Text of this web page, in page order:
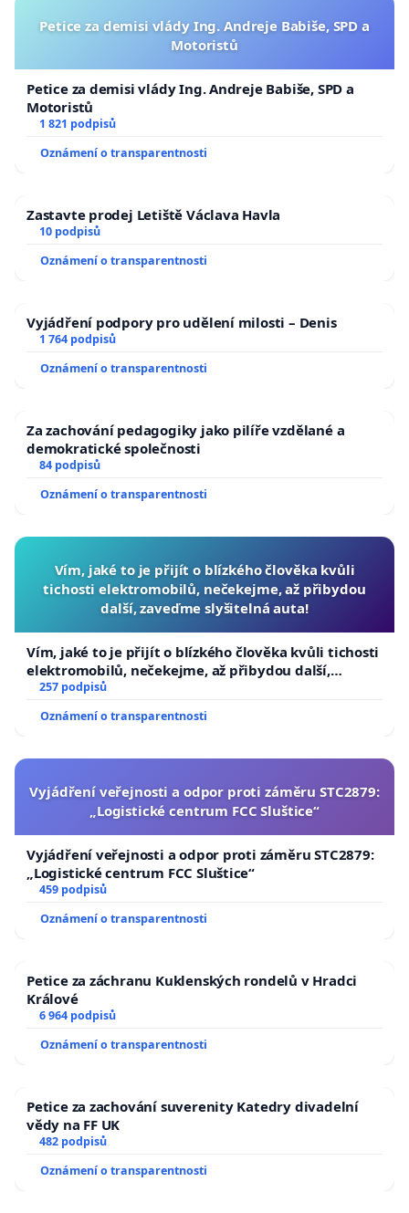
Petice za demisi vlády Ing. Andreje Babiše, SPD a
Motoristů
Petice za demisi vlády Ing. Andreje Babiše, SPD a
Motoristů
1 821 podpisů
Oznámení o transparentnosti
Zastavte prodej Letiště Václava Havla
10 podpisů
Oznámení o transparentnosti
Vyjádření podpory pro udělení milosti – Denis
1 764 podpisů
Oznámení o transparentnosti
Za zachování pedagogiky jako pilíře vzdělané a
demokratické společnosti
84 podpisů
Oznámení o transparentnosti
Vím, jaké to je přijít o blízkého člověka kvůli
tichosti elektromobilů, nečekejme, až přibydou
další, zaveďme slyšitelná auta!
Vím, jaké to je přijít o blízkého člověka kvůli tichosti
elektromobilů, nečekejme, až přibydou další,
zaveďme slyšitelná auta!
257 podpisů
Oznámení o transparentnosti
Vyjádření veřejnosti a odpor proti záměru STC2879:
„Logistické centrum FCC Sluštice“
Vyjádření veřejnosti a odpor proti záměru STC2879:
„Logistické centrum FCC Sluštice“
459 podpisů
Oznámení o transparentnosti
Petice za záchranu Kuklenských rondelů v Hradci
Králové
6 964 podpisů
Oznámení o transparentnosti
Petice za zachování suverenity Katedry divadelní
vědy na FF UK
482 podpisů
Oznámení o transparentnosti